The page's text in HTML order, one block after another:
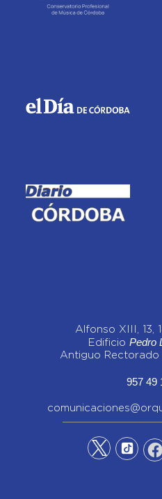
Alfonso XIII, 13,
Edificio Pedro
Antiguo Rectorado
957 49